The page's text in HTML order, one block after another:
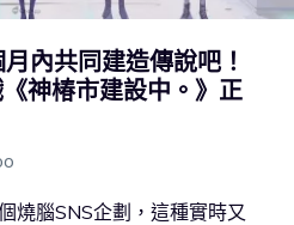
內共同建造傳說吧！
神椿市建設中。》正
燒腦SNS企劃，這種實時又